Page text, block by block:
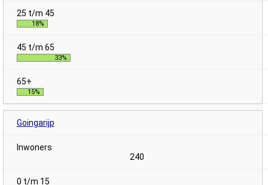
18%
33%
15%
Goingarijp
240